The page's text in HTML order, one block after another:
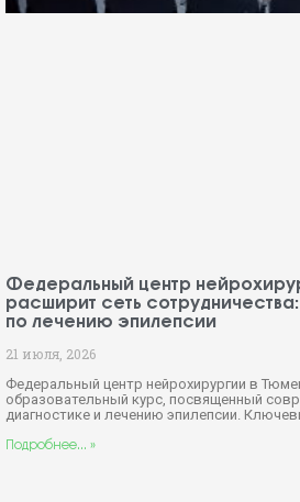
Федеральный центр
расширит сеть
по лечению эпилепсии
21 июля, 2026
Федеральный центр нейрохирургии в
образовательный курс, посвященный
диагностике и лечению эпилепсии.
Подробнее... »